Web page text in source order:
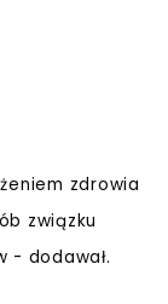
zdrowia
związku
- dodawał.